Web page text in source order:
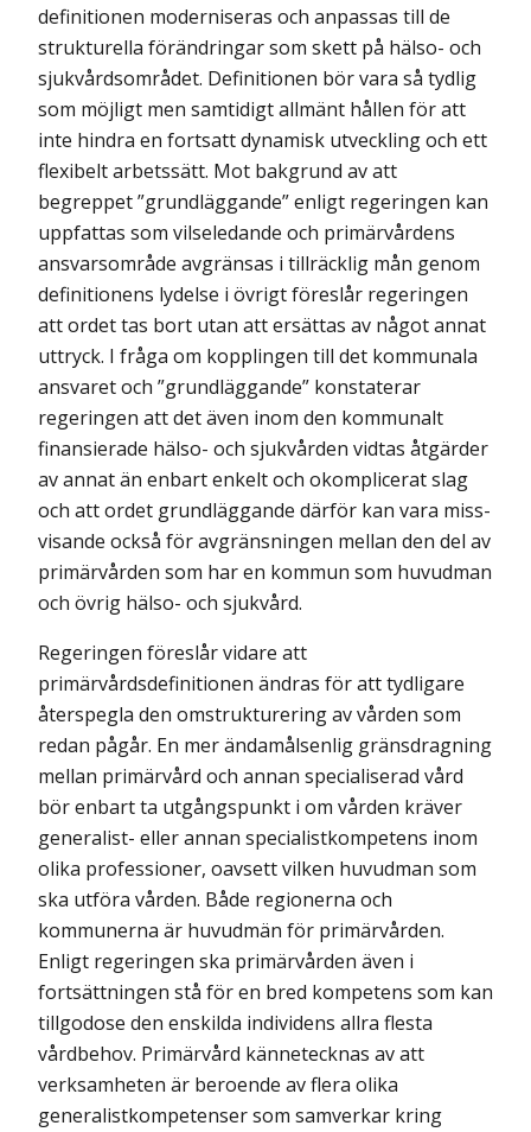
definitionen moderniseras och anpassas till de
strukturella förändringar som skett på hälso- och
sjukvårdsområdet. Definitionen bör vara så tydlig
som möjligt men samtidigt allmänt hållen för att
inte hindra en fortsatt dynamisk utveckling och ett
flexibelt arbetssätt. Mot bakgrund av att
begreppet ”grund­läggande” enligt regeringen kan
uppfattas som vilseledande och primär­vårdens
ansvarsområde avgränsas i tillräcklig mån genom
definitionens lydelse i övrigt föreslår regeringen
att ordet tas bort utan att ersättas av något annat
uttryck. I fråga om kopplingen till det kommunala
ansvaret och ”grundläggande” konstaterar
regeringen att det även inom den kommunalt
finansierade hälso- och sjukvården vidtas åtgärder
av annat än enbart enkelt och okomplicerat slag
och att ordet grundläggande därför kan vara miss­
visande också för avgränsningen mellan den del av
primärvården som har en kommun som huvudman
och övrig hälso- och sjukvård.
Regeringen föreslår vidare att
primärvårdsdefinitionen ändras för att tydligare
återspegla den omstrukturering av vården som
redan pågår. En mer ändamålsenlig gränsdragning
mellan primärvård och annan specialiserad vård
bör enbart ta utgångspunkt i om vården kräver
generalist- eller annan specia­list­kompetens inom
olika professioner, oavsett vilken huvudman som
ska utföra vården. Både regionerna och
kommunerna är huvudmän för primär­vården.
Enligt regeringen ska primärvården även i
fortsättningen stå för en bred kompetens som kan
tillgodose den enskilda individens allra flesta
vårdbehov. Primärvård kännetecknas av att
verksamheten är beroende av flera olika
generalistkompetenser som samverkar kring